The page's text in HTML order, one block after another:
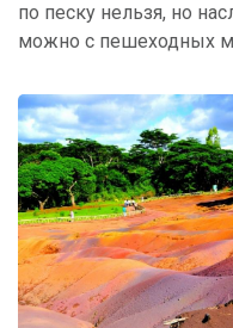
по песку нельзя, но
можно с пешеходных